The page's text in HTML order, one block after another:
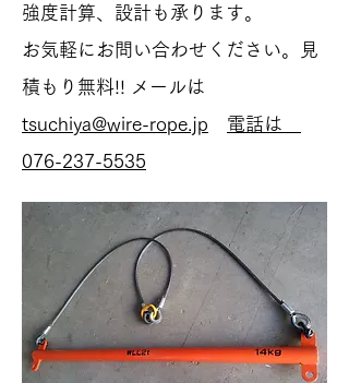
強度計算、設計も承ります。
お気軽にお問い合わせください。見
積もり無料!! メールは
tsuchiya@wire-rope.jp
電話は
076-237-5535